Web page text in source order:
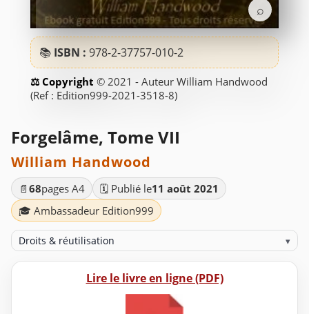
⌕
📚 ISBN : 978-2-37757-010-2
© 2021 - Auteur William Handwood
(Ref : Edition999-2021-3518-8)
Forgelâme, Tome VII
William Handwood
📄 68pages A4 🗓️ Publié le11 août 2021
🎓 Ambassadeur Edition999
Droits & réutilisation ▾
Lire le livre en ligne (PDF)